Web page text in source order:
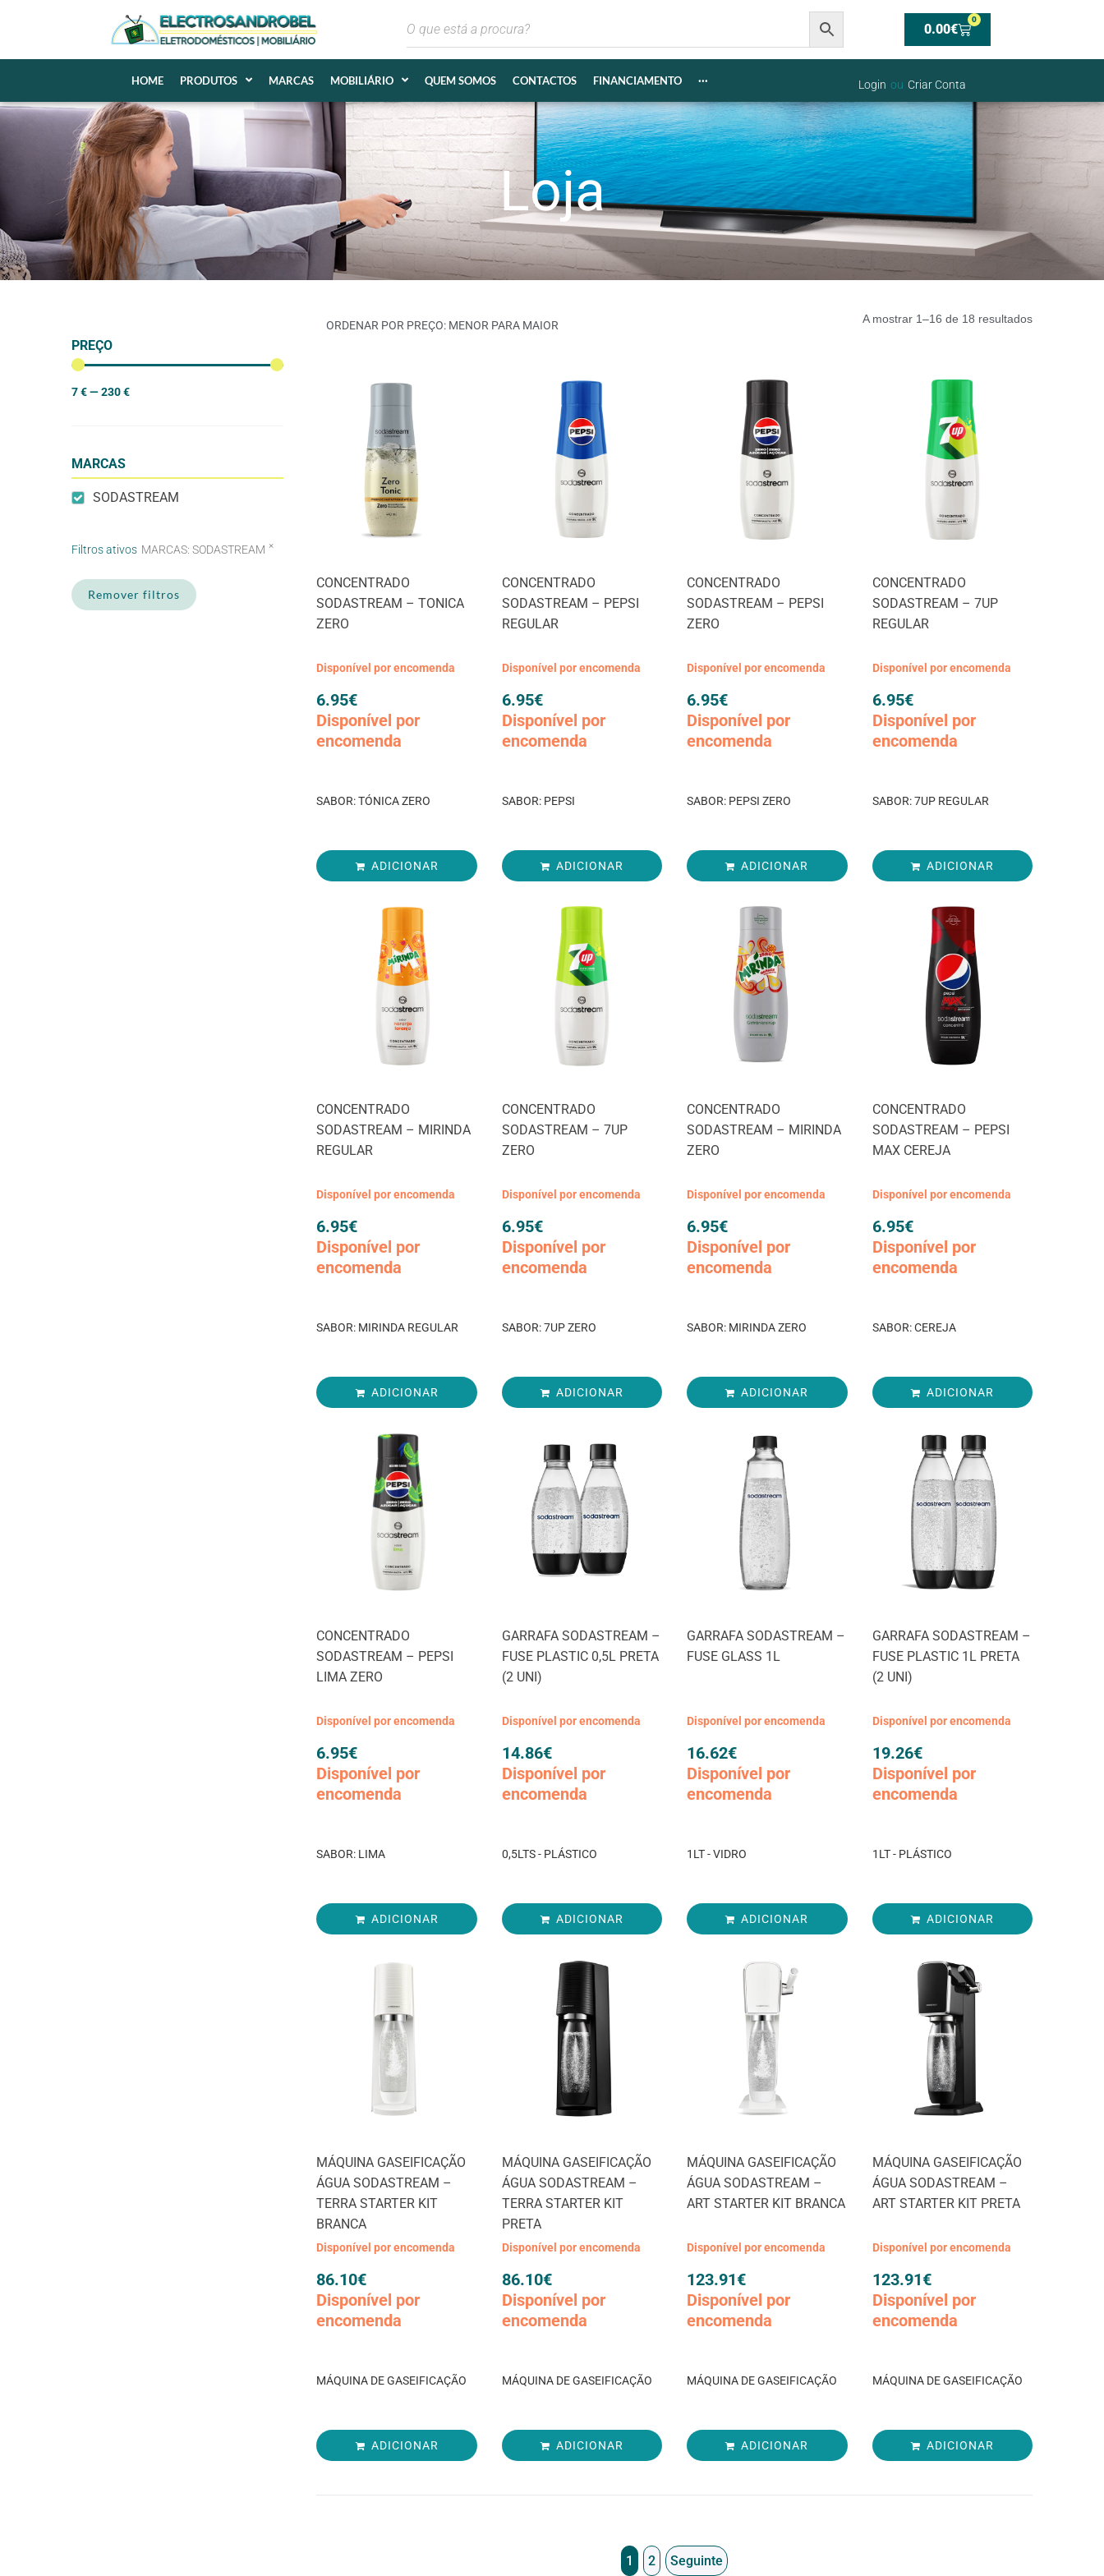
0.00€
0
HOME PRODUTOS MARCAS MOBILIÁRIO QUEM SOMOS CONTACTOS FINANCIAMENTO ··· Login ou Criar Conta
Loja
PREÇO
7€—230€
MARCAS
SODASTREAM
Filtros ativos MARCAS: SODASTREAM ×
Remover filtros
A mostrar 1–16 de 18 resultados
CONCENTRADO
SODASTREAM – TONICA
ZERO
Disponível por encomenda
6.95€
Disponível por
encomenda
SABOR: TÓNICA ZERO
ADICIONAR
CONCENTRADO
SODASTREAM – PEPSI
REGULAR
Disponível por encomenda
6.95€
Disponível por
encomenda
SABOR: PEPSI
ADICIONAR
CONCENTRADO
SODASTREAM – PEPSI
ZERO
Disponível por encomenda
6.95€
Disponível por
encomenda
SABOR: PEPSI ZERO
ADICIONAR
CONCENTRADO
SODASTREAM – 7UP
REGULAR
Disponível por encomenda
6.95€
Disponível por
encomenda
SABOR: 7UP REGULAR
ADICIONAR
CONCENTRADO
SODASTREAM – MIRINDA
REGULAR
Disponível por encomenda
6.95€
Disponível por
encomenda
SABOR: MIRINDA REGULAR
ADICIONAR
CONCENTRADO
SODASTREAM – 7UP
ZERO
Disponível por encomenda
6.95€
Disponível por
encomenda
SABOR: 7UP ZERO
ADICIONAR
CONCENTRADO
SODASTREAM – MIRINDA
ZERO
Disponível por encomenda
6.95€
Disponível por
encomenda
SABOR: MIRINDA ZERO
ADICIONAR
CONCENTRADO
SODASTREAM – PEPSI
MAX CEREJA
Disponível por encomenda
6.95€
Disponível por
encomenda
SABOR: CEREJA
ADICIONAR
CONCENTRADO
SODASTREAM – PEPSI
LIMA ZERO
Disponível por encomenda
6.95€
Disponível por
encomenda
SABOR: LIMA
ADICIONAR
GARRAFA SODASTREAM –
FUSE PLASTIC 0,5L PRETA
(2 UNI)
Disponível por encomenda
14.86€
Disponível por
encomenda
0,5LTS - PLÁSTICO
ADICIONAR
GARRAFA SODASTREAM –
FUSE GLASS 1L
Disponível por encomenda
16.62€
Disponível por
encomenda
1LT - VIDRO
ADICIONAR
GARRAFA SODASTREAM –
FUSE PLASTIC 1L PRETA
(2 UNI)
Disponível por encomenda
19.26€
Disponível por
encomenda
1LT - PLÁSTICO
ADICIONAR
MÁQUINA GASEIFICAÇÃO
ÁGUA SODASTREAM –
TERRA STARTER KIT
BRANCA
Disponível por encomenda
86.10€
Disponível por
encomenda
MÁQUINA DE GASEIFICAÇÃO
ADICIONAR
MÁQUINA GASEIFICAÇÃO
ÁGUA SODASTREAM –
TERRA STARTER KIT
PRETA
Disponível por encomenda
86.10€
Disponível por
encomenda
MÁQUINA DE GASEIFICAÇÃO
ADICIONAR
MÁQUINA GASEIFICAÇÃO
ÁGUA SODASTREAM –
ART STARTER KIT BRANCA
Disponível por encomenda
123.91€
Disponível por
encomenda
MÁQUINA DE GASEIFICAÇÃO
ADICIONAR
MÁQUINA GASEIFICAÇÃO
ÁGUA SODASTREAM –
ART STARTER KIT PRETA
Disponível por encomenda
123.91€
Disponível por
encomenda
MÁQUINA DE GASEIFICAÇÃO
ADICIONAR
1 2 Seguinte